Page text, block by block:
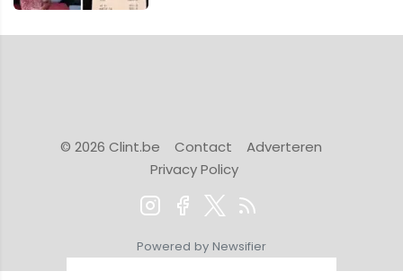
© 2026 Clint.be Contact
Adverteren
Privacy Policy
Powered by Newsifier